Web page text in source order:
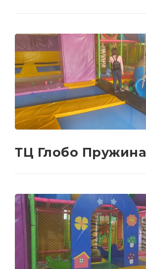
ТЦ Глобо Пружина